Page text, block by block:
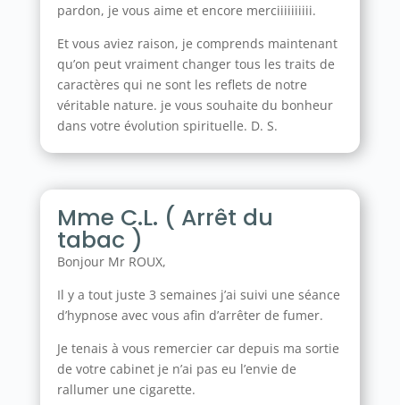
pardon, je vous aime et encore merciiiiiiiiii.
Et vous aviez raison, je comprends maintenant
qu’on peut vraiment changer tous les traits de
caractères qui ne sont les reflets de notre
véritable nature. je vous souhaite du bonheur
dans votre évolution spirituelle. D. S.
Mme C.L. ( Arrêt du
tabac )
Bonjour Mr ROUX,
Il y a tout juste 3 semaines j’ai suivi une séance
d’hypnose avec vous afin d’arrêter de fumer.
Je tenais à vous remercier car depuis ma sortie
de votre cabinet je n’ai pas eu l’envie de
rallumer une cigarette.